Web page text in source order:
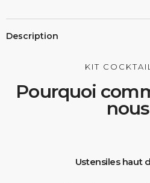
Description
KIT
Pourquoi
Ustensiles haut